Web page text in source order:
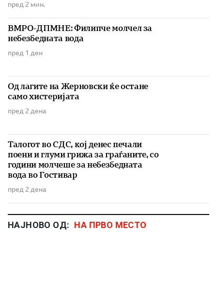
пред 2 мин.
ВМРО-ДПМНЕ: Филипче молчел за
небезбедната вода
пред 1 ден
Од лагите на Жерновски ќе остане
само хистеријата
пред 2 дена
Талогот во СДС, кој денес печали
поени и глуми грижа за граѓаните, со
години молчеше за небезбедната
вода во Гостивар
пред 2 дена
НАЈНОВО ОД: НА ПРВО МЕСТО